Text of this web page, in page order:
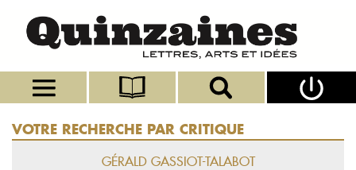
VOTRE RECHERCHE PAR CRITIQUE
GÉRALD GASSIOT-TALABOT